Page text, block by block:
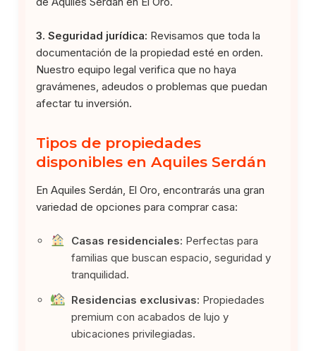
3. Seguridad jurídica: Revisamos que toda la
documentación de la propiedad esté en orden.
Nuestro equipo legal verifica que no haya
gravámenes, adeudos o problemas que puedan
afectar tu inversión.
Tipos de propiedades
disponibles en Aquiles Serdán
En Aquiles Serdán, El Oro, encontrarás una gran
variedad de opciones para comprar casa:
Casas residenciales: Perfectas para
familias que buscan espacio, seguridad y
tranquilidad.
Residencias exclusivas: Propiedades
premium con acabados de lujo y
ubicaciones privilegiadas.